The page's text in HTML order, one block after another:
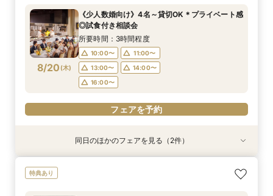
8/18(火)
10:00〜
11:00〜
13:00〜
14:00〜
16:00〜
フェアを予約
8/18(火)
10:00〜
11:00〜
13:00〜
14:00〜
16:00〜
フェアを予約
8/20 (木)
《少人数婚向け》4名～貸切OK＊プライベート感
◎試食付き相談会
所要時間：3時間程度
10:00〜
11:00〜
13:00〜
14:00〜
16:00〜
フェアを予約
《はじめての見学に◎》充実サポート×安心価格
特典あり
平日フェア《試食付》チャペル体験×選べる会場
同日のほかのフェアを見る（2件）
特典あり